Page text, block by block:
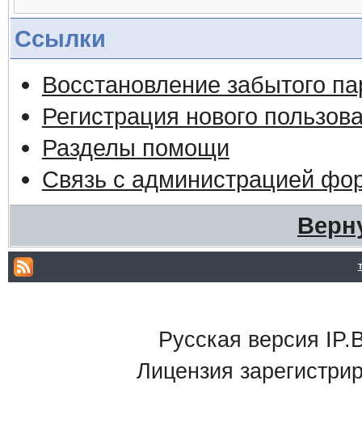
Ссылки
Восстановление забытого
Регистрация нового
Разделы помощи
Связь с администрацией
Русская версия
Лицензия